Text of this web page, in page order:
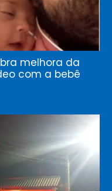
melhora da
com a bebê